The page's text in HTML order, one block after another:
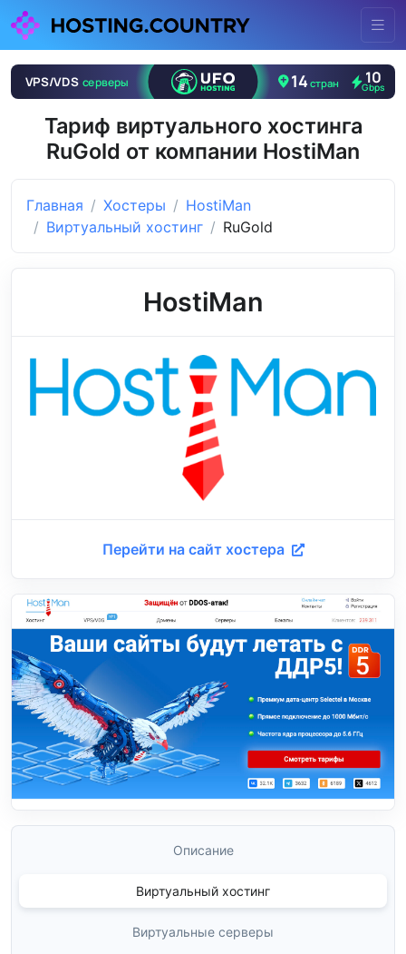
Тариф виртуального хостинга
RuGold от компании HostiMan
Главная Хостеры
HostiMan
Виртуальный хостинг
RuGold
HostiMan
Перейти на сайт хостера
Описание
Виртуальный хостинг
Виртуальные серверы